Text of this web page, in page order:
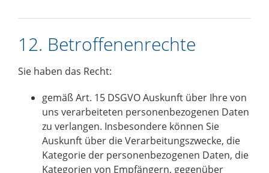
12. Betroffenenrechte
Sie haben das Recht:
gemäß Art. 15 DSGVO Auskunft über Ihre von
uns verarbeiteten personenbezogenen Daten
zu verlangen. Insbesondere können Sie
Auskunft über die Verarbeitungszwecke, die
Kategorie der personenbezogenen Daten, die
Kategorien von Empfängern, gegenüber